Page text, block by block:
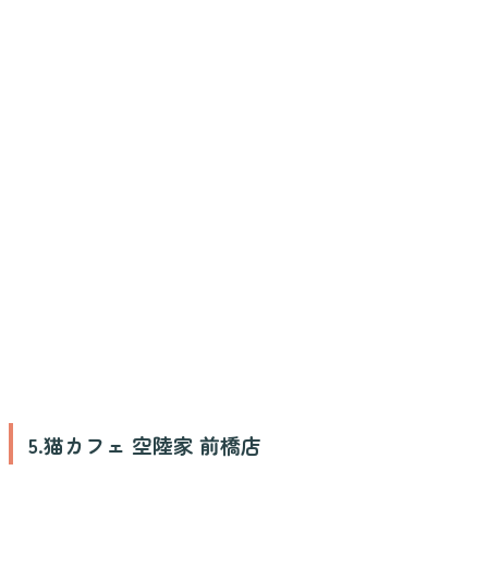
5.猫カフェ 空陸家 前橋店